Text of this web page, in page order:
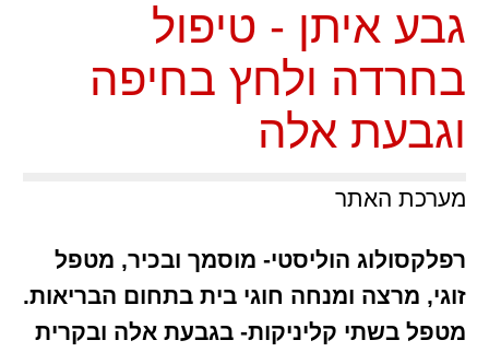
גבע איתן - טיפול
בחרדה ולחץ בחיפה
וגבעת אלה
מערכת האתר
רפלקסולוג הוליסטי- מוסמך ובכיר, מטפל
זוגי, מרצה ומנחה חוגי בית בתחום הבריאות.
מטפל בשתי קליניקות- בגבעת אלה ובקרית